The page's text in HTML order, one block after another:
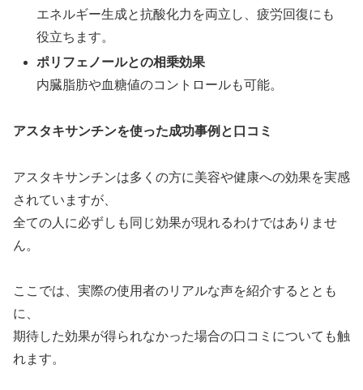
エネルギー生成と抗酸化力を両立し、疲労回復にも
役立ちます。
ポリフェノールとの相乗効果
内臓脂肪や血糖値のコントロールも可能。
アスタキサンチンを使った成功事例と口コミ
アスタキサンチンは多くの方に美容や健康への効果を実感
されていますが、
全ての人に必ずしも同じ効果が現れるわけではありませ
ん。
ここでは、実際の使用者のリアルな声を紹介するととも
に、
期待した効果が得られなかった場合の口コミについても触
れます。